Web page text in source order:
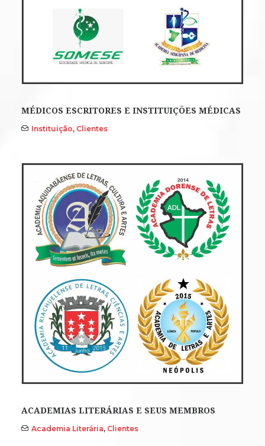
MÉDICOS ESCRITORES E INSTITUIÇÕES MÉDICAS
Instituição, Clientes
ACADEMIAS LITERÁRIAS E SEUS MEMBROS
Academia Literária, Clientes